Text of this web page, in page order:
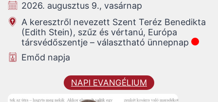
2026. augusztus 9., vasárnap
A keresztről nevezett Szent Teréz Benedikta
(Edith Stein), szűz és vértanú, Európa
társvédőszentje – választható ünnepnap
Emőd napja
NAPI EVANGÉLIUM